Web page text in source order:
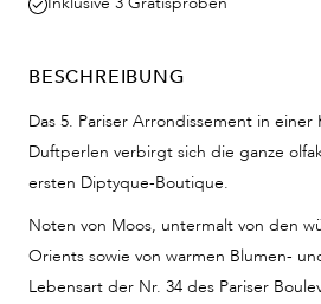
BESCHREIBUNG
Das 5. Pariser Arrondissement in
Duftperlen verbirgt sich die ganze
ersten Diptyque-Boutique.
Noten von Moos, untermalt von den
Orients sowie von warmen Blumen-
Lebensart der Nr. 34 des Pariser